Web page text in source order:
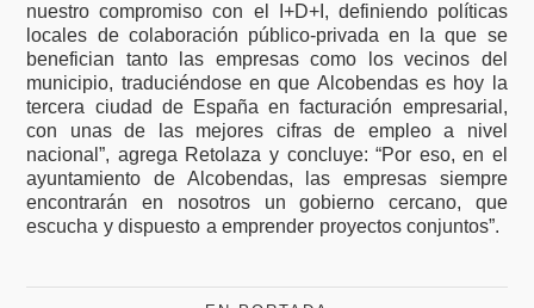
nuestro compromiso con el I+D+I, definiendo políticas
locales de colaboración público-privada en la que se
benefician tanto las empresas como los vecinos del
municipio, traduciéndose en que Alcobendas es hoy la
tercera ciudad de España en facturación empresarial,
con unas de las mejores cifras de empleo a nivel
nacional”, agrega Retolaza y concluye: “Por eso, en el
ayuntamiento de Alcobendas, las empresas siempre
encontrarán en nosotros un gobierno cercano, que
escucha y dispuesto a emprender proyectos conjuntos”.